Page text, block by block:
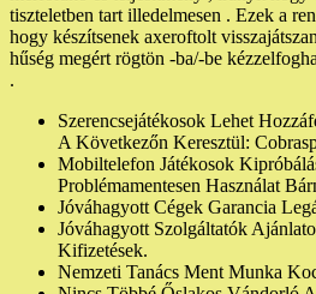
tiszteletben tart illedelmesen . Ezek a
hogy készítsenek axeroftolt
hűség megért rögtön -ba/-be
.
Szerencsejátékosok Lehet
A Következőn Keresztül:
Mobiltelefon Játékosok
Problémamentesen Használat
Jóváhagyott Cégek Garancia
Jóváhagyott Szolgáltatók
Kifizetések.
Nemzeti Tanács Ment Munka